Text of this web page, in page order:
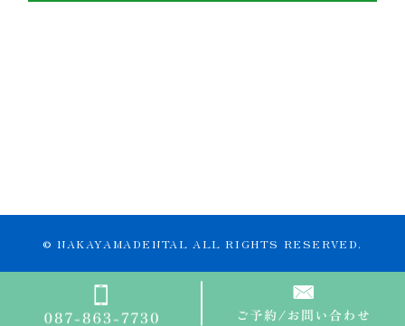
© NAKAYAMADENTAL ALL RIGHTS RESERVED.